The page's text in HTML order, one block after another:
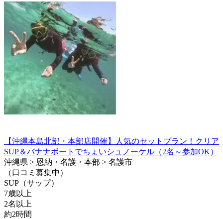
【沖縄本島北部・本部店開催】人気のセットプラン！クリア
SUP＆バナナボートでちょいシュノーケル（2名～参加OK）
沖縄県 > 恩納・名護・本部 > 名護市
（口コミ募集中）
SUP（サップ）
7歳以上
2名以上
約2時間